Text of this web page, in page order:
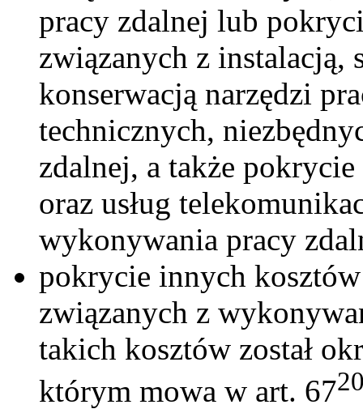
pracy zdalnej lub
związanych z instalacją,
konserwacją narzędzi
technicznych,
zdalnej, a także
oraz usług
wykonywania pracy
pokrycie innych
związanych z
takich kosztów został
którym mowa w art. 67